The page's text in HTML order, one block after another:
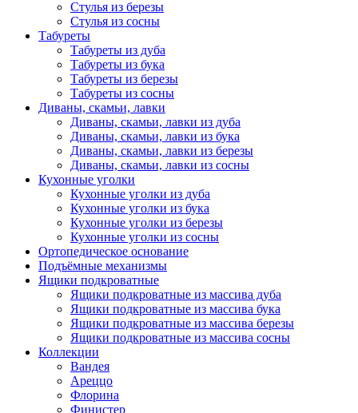
Стулья из березы
Стулья из сосны
Табуреты
Табуреты из дуба
Табуреты из бука
Табуреты из березы
Табуреты из сосны
Диваны, скамьи, лавки
Диваны, скамьи, лавки из дуба
Диваны, скамьи, лавки из бука
Диваны, скамьи, лавки из березы
Диваны, скамьи, лавки из сосны
Кухонные уголки
Кухонные уголки из дуба
Кухонные уголки из бука
Кухонные уголки из березы
Кухонные уголки из сосны
Ортопедическое основание
Подъёмные механизмы
Ящики подкроватные
Ящики подкроватные из массива дуба
Ящики подкроватные из массива бука
Ящики подкроватные из массива березы
Ящики подкроватные из массива сосны
Коллекции
Вандея
Ареццо
Флорина
Финистер